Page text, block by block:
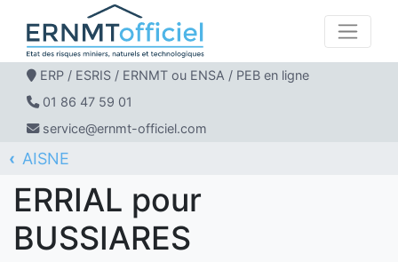
ERP / ESRIS / ERNMT ou ENSA / PEB en ligne
01 86 47 59 01
service@ernmt-officiel.com
ERNMT Officiel
ERRIAL
AISNE
BUSSIARES
ERRIAL pour
BUSSIARES